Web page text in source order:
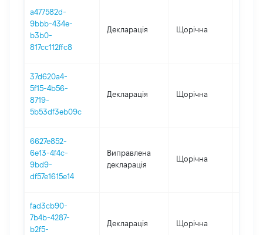
a477582d-
9bbb-434e-
b3b0-
817cc112ffc8
Декларація Щорічна
37d620a4-
5f15-4b56-
8719-
5b53df3eb09c
Декларація Щорічна
6627e852-
6e13-4f4c-
9bd9-
df57e1615e14
Виправлена
декларація
Щорічна
fad3cb90-
7b4b-4287-
b2f5-
Декларація Щорічна